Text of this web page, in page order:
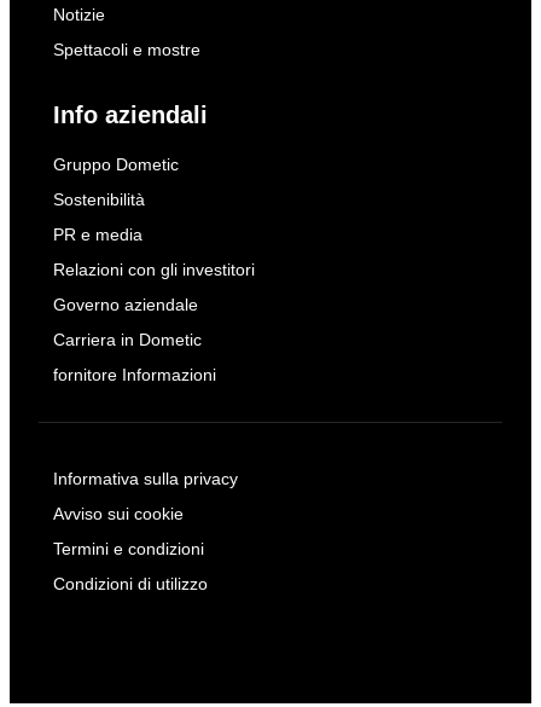
Notizie
Spettacoli e mostre
Info aziendali
Gruppo Dometic
Sostenibilità
PR e media
Relazioni con gli investitori
Governo aziendale
Carriera in Dometic
fornitore Informazioni
Informativa sulla privacy
Avviso sui cookie
Termini e condizioni
Condizioni di utilizzo